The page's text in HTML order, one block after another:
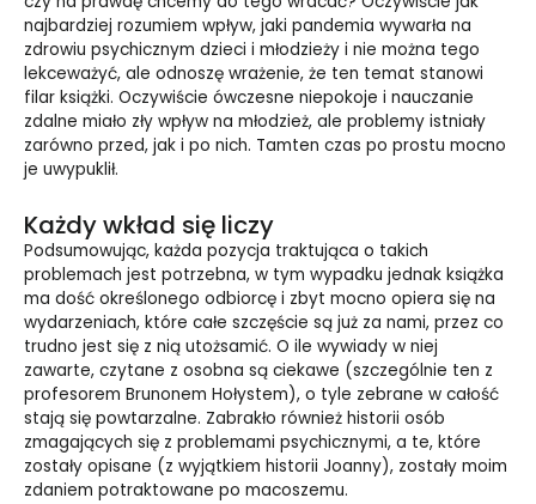
najbardziej rozumiem wpływ, jaki pandemia wywarła na
zdrowiu psychicznym dzieci i młodzieży i nie można tego
lekceważyć, ale odnoszę wrażenie, że ten temat stanowi
filar książki. Oczywiście ówczesne niepokoje i nauczanie
zdalne miało zły wpływ na młodzież, ale problemy istniały
zarówno przed, jak i po nich. Tamten czas po prostu mocno
je uwypuklił.
Każdy wkład się liczy
Podsumowując, każda pozycja traktująca o takich
problemach jest potrzebna, w tym wypadku jednak książka
ma dość określonego odbiorcę i zbyt mocno opiera się na
wydarzeniach, które całe szczęście są już za nami, przez co
trudno jest się z nią utożsamić. O ile wywiady w niej
zawarte, czytane z osobna są ciekawe (szczególnie ten z
profesorem Brunonem Hołystem), o tyle zebrane w całość
stają się powtarzalne. Zabrakło również historii osób
zmagających się z problemami psychicznymi, a te, które
zostały opisane (z wyjątkiem historii Joanny), zostały moim
zdaniem potraktowane po macoszemu.